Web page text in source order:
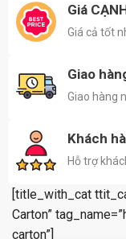
Giá
Giá cả tốt
Giao
Giao hàng
Khách
Hỗ trợ
[title_with_cat
Carton”
carton”]